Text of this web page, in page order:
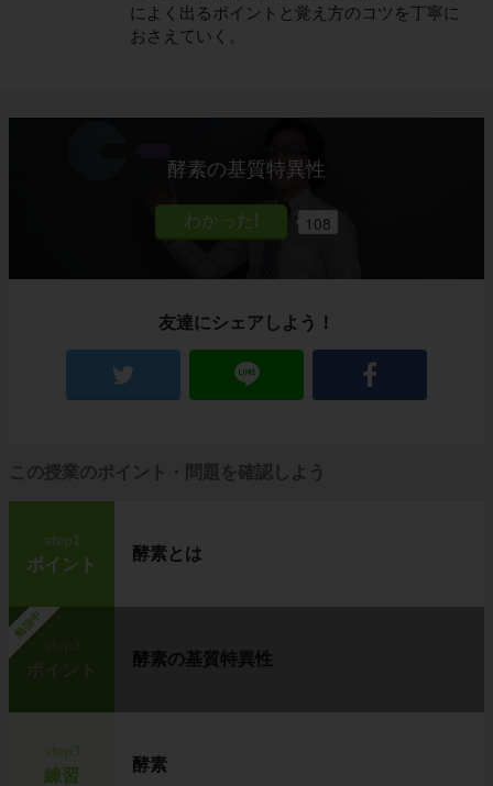
によく出るポイントと覚え方のコツを丁寧に
おさえていく。
酵素の基質特異性
108
友達にシェアしよう！
この授業のポイント・問題を確認しよう
step1
ポイント
酵素とは
勉強中
ポイント
酵素の基質特異性
練習
酵素